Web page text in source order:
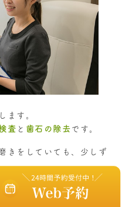
ます。
査 と 歯石の除去 です。
きをしていても、少しず
すことができません。
には、歯医者での定期的